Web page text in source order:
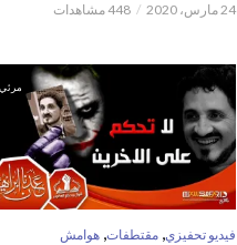
24 مارس، 2020 448 مشاهدات
مرئي
فيديو تحفيزي, مقتطفات, هوامش